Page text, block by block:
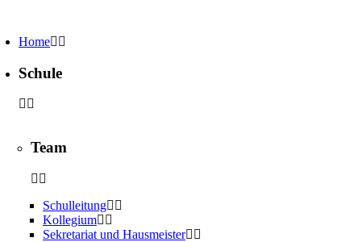
Home
Schule
Team
Schulleitung
Kollegium
Sekretariat und Hausmeister